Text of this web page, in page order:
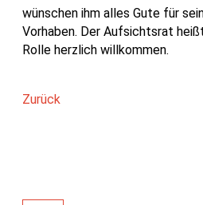
wünschen ihm alles Gute für
Vorhaben. Der Aufsichtsrat
Rolle herzlich willkommen.
Zurück